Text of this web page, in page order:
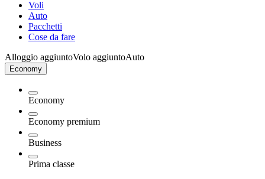
Voli
Auto
Pacchetti
Cose da fare
Alloggio aggiuntoVolo aggiuntoAuto
Economy
Economy
Economy premium
Business
Prima classe